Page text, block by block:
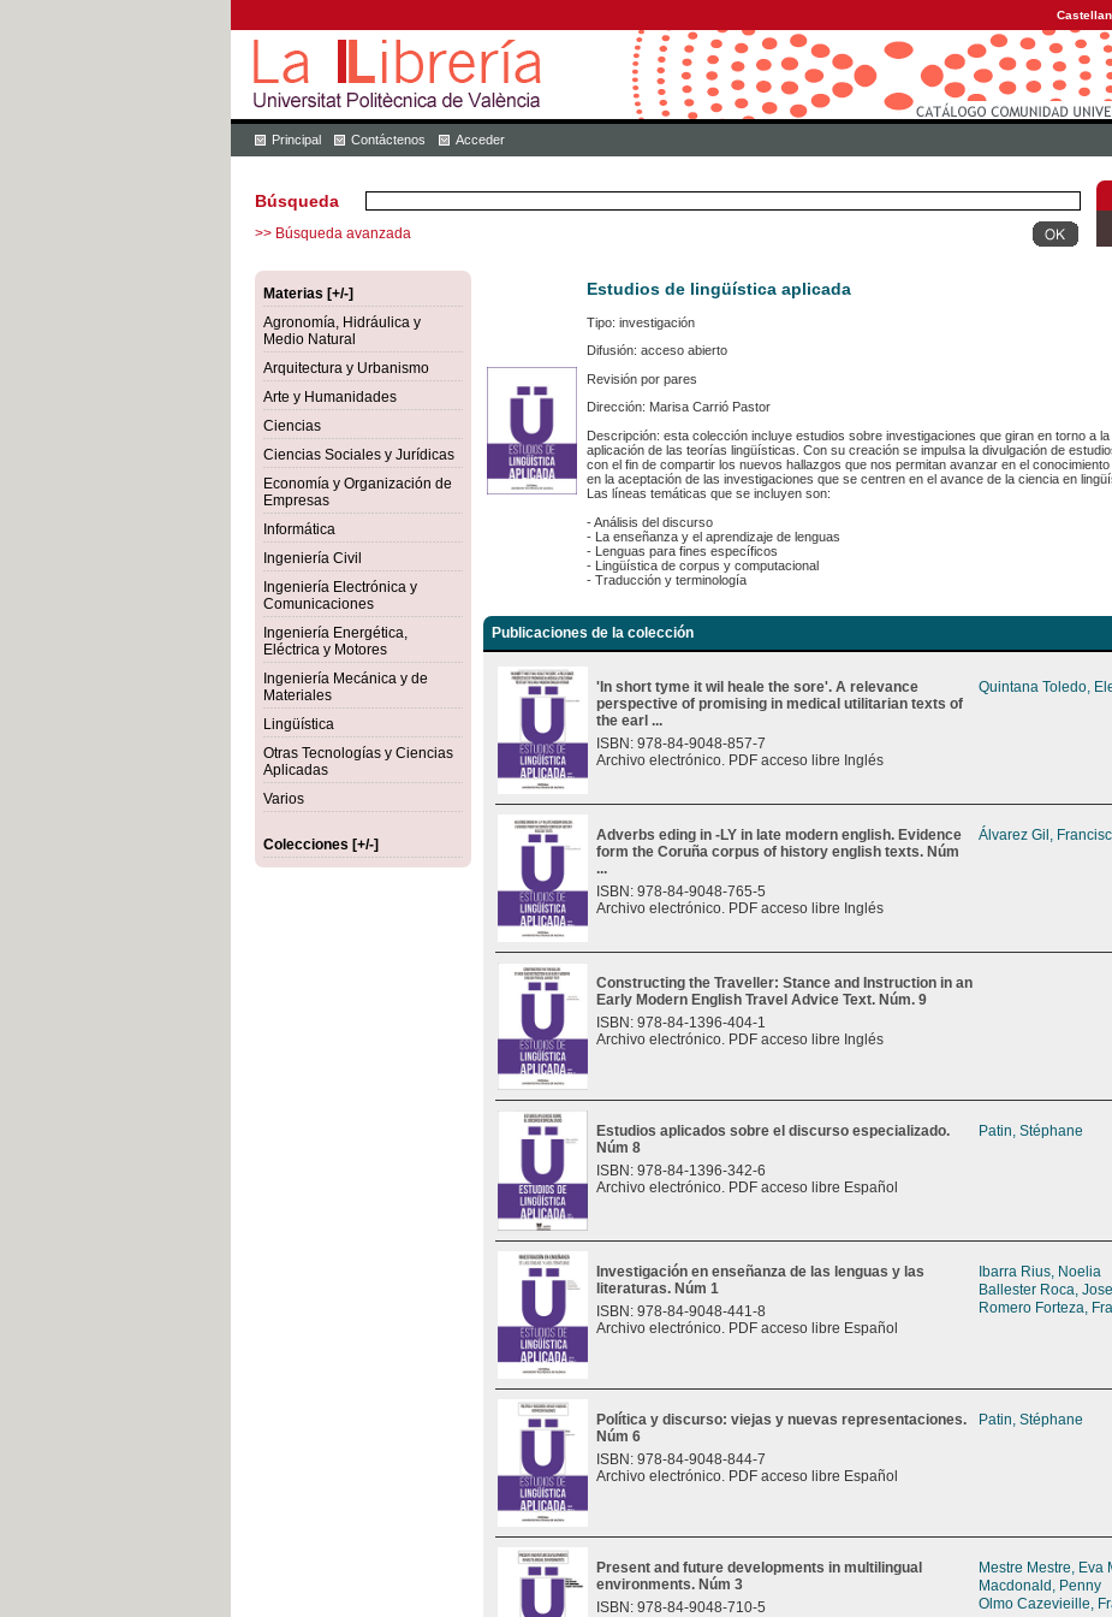
Principal Contáctenos Acceder
Búsqueda
>> Búsqueda avanzada
Materias [+/-]
Agronomía, Hidráulica y
Medio Natural
Arquitectura y Urbanismo
Arte y Humanidades
Ciencias
Ciencias Sociales y Jurídicas
Economía y Organización de
Empresas
Informática
Ingeniería Civil
Ingeniería Electrónica y
Comunicaciones
Ingeniería Energética,
Eléctrica y Motores
Ingeniería Mecánica y de
Materiales
Lingüística
Otras Tecnologías y Ciencias
Aplicadas
Varios
Colecciones [+/-]
Estudios de lingüística aplicada
Tipo: investigación
Difusión: acceso abierto
Revisión por pares
Dirección: Marisa Carrió Pastor
Descripción: esta colección incluye estudios sobre investigaciones que giran en torno a
aplicación de las teorías lingüísticas. Con su creación se impulsa la divulgación de
con el fin de compartir los nuevos hallazgos que nos permitan avanzar en el
en la aceptación de las investigaciones que se centren en el avance de la ciencia en
Las líneas temáticas que se incluyen son:
- Análisis del discurso
- La enseñanza y el aprendizaje de lenguas
- Lenguas para fines específicos
- Lingüística de corpus y computacional
- Traducción y terminología
Publicaciones de la colección
'In short tyme it wil heale the sore'. A relevance
perspective of promising in medical utilitarian texts of
the earl ...
ISBN: 978-84-9048-857-7
Archivo electrónico. PDF acceso libre Inglés
Quintana Toledo,
Adverbs eding in -LY in late modern english. Evidence
form the Coruña corpus of history english texts. Núm
...
ISBN: 978-84-9048-765-5
Archivo electrónico. PDF acceso libre Inglés
Álvarez Gil,
Constructing the Traveller: Stance and Instruction in an
Early Modern English Travel Advice Text. Núm. 9
ISBN: 978-84-1396-404-1
Archivo electrónico. PDF acceso libre Inglés
Estudios aplicados sobre el discurso especializado.
Núm 8
ISBN: 978-84-1396-342-6
Archivo electrónico. PDF acceso libre Español
Patin, Stéphane
Investigación en enseñanza de las lenguas y las
literaturas. Núm 1
ISBN: 978-84-9048-441-8
Archivo electrónico. PDF acceso libre Español
Ibarra Rius, Noelia
Ballester Roca,
Romero Forteza,
Política y discurso: viejas y nuevas representaciones.
Núm 6
ISBN: 978-84-9048-844-7
Archivo electrónico. PDF acceso libre Español
Patin, Stéphane
Present and future developments in multilingual
environments. Núm 3
ISBN: 978-84-9048-710-5
Mestre Mestre, Eva
Macdonald, Penny
Olmo Cazevieille,